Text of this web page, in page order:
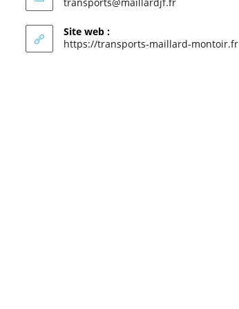
application
Site web :
https://transports-maillard-montoir.fr